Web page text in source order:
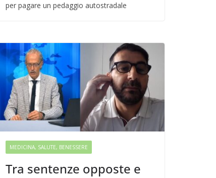
per pagare un pedaggio autostradale
MEDICINA, SALUTE, BENESSERE
Tra sentenze opposte e